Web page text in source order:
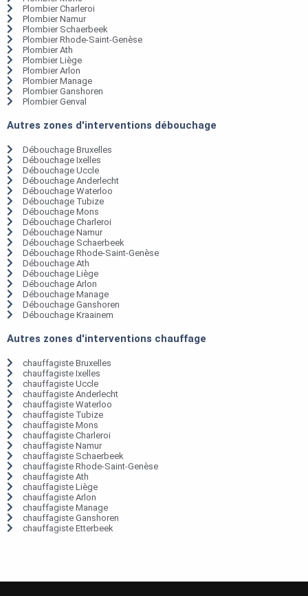
Plombier Charleroi
Plombier Namur
Plombier Schaerbeek
Plombier Rhode-Saint-Genèse
Plombier Ath
Plombier Liège
Plombier Arlon
Plombier Manage
Plombier Ganshoren
Plombier Genval
Autres zones d'interventions débouchage
Débouchage Bruxelles
Débouchage Ixelles
Débouchage Uccle
Débouchage Anderlecht
Débouchage Waterloo
Débouchage Tubize
Débouchage Mons
Débouchage Charleroi
Débouchage Namur
Débouchage Schaerbeek
Débouchage Rhode-Saint-Genèse
Débouchage Ath
Débouchage Liège
Débouchage Arlon
Débouchage Manage
Débouchage Ganshoren
Débouchage Kraainem
Autres zones d'interventions chauffage
chauffagiste Bruxelles
chauffagiste Ixelles
chauffagiste Uccle
chauffagiste Anderlecht
chauffagiste Waterloo
chauffagiste Tubize
chauffagiste Mons
chauffagiste Charleroi
chauffagiste Namur
chauffagiste Schaerbeek
chauffagiste Rhode-Saint-Genèse
chauffagiste Ath
chauffagiste Liège
chauffagiste Arlon
chauffagiste Manage
chauffagiste Ganshoren
chauffagiste Etterbeek